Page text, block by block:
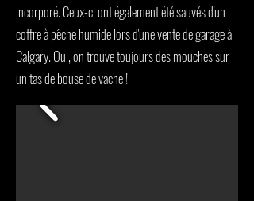
incorporé. Ceux-ci ont également été sauvés d'un
coffre à pêche humide lors d'une vente de garage à
Calgary. Oui, on trouve toujours des mouches sur
un tas de bouse de vache !